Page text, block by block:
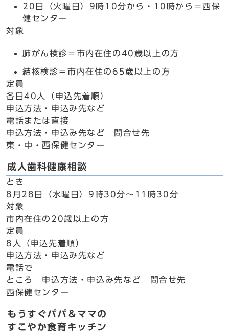
20日（火曜日）9時10分から・10時から＝西保
健センター
対象
肺がん検診＝市内在住の40歳以上の方
結核検診＝市内在住の65歳以上の方
定員
各日40人（申込先着順）
申込方法・申込み先など
電話または直接
申込方法・申込み先など 問合せ先
東・中・西保健センター
成人歯科健康相談
とき
8月28日（水曜日）9時30分～11時30分
対象
市内在住の20歳以上の方
定員
8人（申込先着順）
申込方法・申込み先など
電話で
ところ 申込方法・申込み先など 問合せ先
西保健センター
もうすぐパパ＆ママの
すこやか食育キッチン